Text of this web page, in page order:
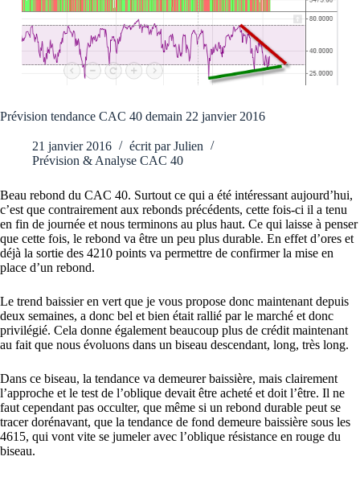
Prévision tendance CAC 40 demain 22 janvier 2016
21 janvier 2016 écrit par Julien
Prévision & Analyse CAC 40
Beau rebond du CAC 40. Surtout ce qui a été intéressant aujourd’hui,
c’est que contrairement aux rebonds précédents, cette fois-ci il a tenu
en fin de journée et nous terminons au plus haut. Ce qui laisse à penser
que cette fois, le rebond va être un peu plus durable. En effet d’ores et
déjà la sortie des 4210 points va permettre de confirmer la mise en
place d’un rebond.
Le trend baissier en vert que je vous propose donc maintenant depuis
deux semaines, a donc bel et bien était rallié par le marché et donc
privilégié. Cela donne également beaucoup plus de crédit maintenant
au fait que nous évoluons dans un biseau descendant, long, très long.
Dans ce biseau, la tendance va demeurer baissière, mais clairement
l’approche et le test de l’oblique devait être acheté et doit l’être. Il ne
faut cependant pas occulter, que même si un rebond durable peut se
tracer dorénavant, que la tendance de fond demeure baissière sous les
4615, qui vont vite se jumeler avec l’oblique résistance en rouge du
biseau.